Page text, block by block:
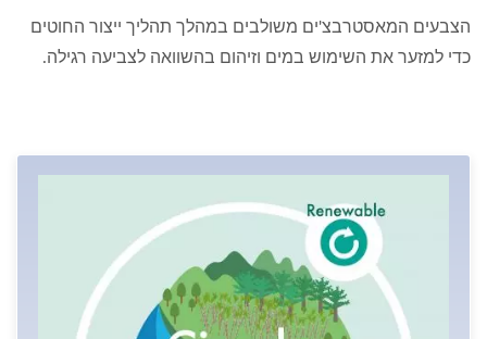
הצבעים המאסטרבצ'ים משולבים במהלך תהליך ייצור החוטים
כדי למזער את השימוש במים וזיהום בהשוואה לצביעה רגילה.